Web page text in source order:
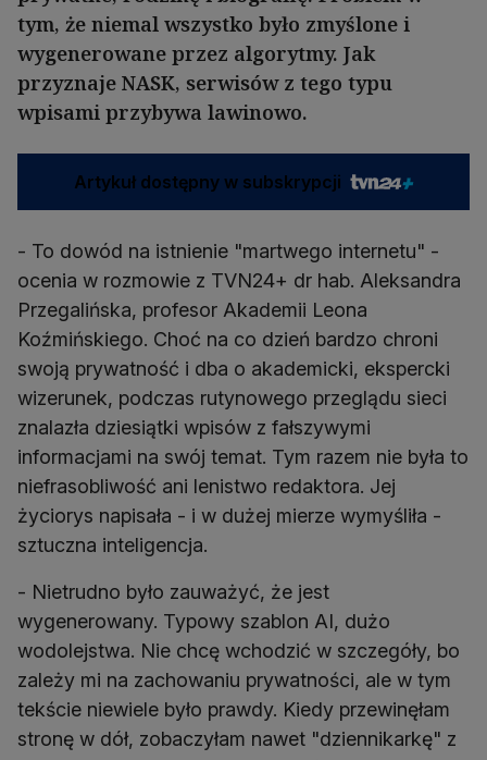
tym, że niemal wszystko było zmyślone i
wygenerowane przez algorytmy. Jak
przyznaje NASK, serwisów z tego typu
wpisami przybywa lawinowo.
Artykuł dostępny w subskrypcji
- To dowód na istnienie "martwego internetu" -
ocenia w rozmowie z TVN24+ dr hab. Aleksandra
Przegalińska, profesor Akademii Leona
Koźmińskiego. Choć na co dzień bardzo chroni
swoją prywatność i dba o akademicki, ekspercki
wizerunek, podczas rutynowego przeglądu sieci
znalazła dziesiątki wpisów z fałszywymi
informacjami na swój temat. Tym razem nie była to
niefrasobliwość ani lenistwo redaktora. Jej
życiorys napisała - i w dużej mierze wymyśliła -
sztuczna inteligencja.
- Nietrudno było zauważyć, że jest
wygenerowany. Typowy szablon AI, dużo
wodolejstwa. Nie chcę wchodzić w szczegóły, bo
zależy mi na zachowaniu prywatności, ale w tym
tekście niewiele było prawdy. Kiedy przewinęłam
stronę w dół, zobaczyłam nawet "dziennikarkę" z